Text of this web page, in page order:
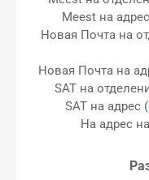
Meest на
Новая Почта на
Новая Почта на
SAT на
SAT на адрес (
На адрес